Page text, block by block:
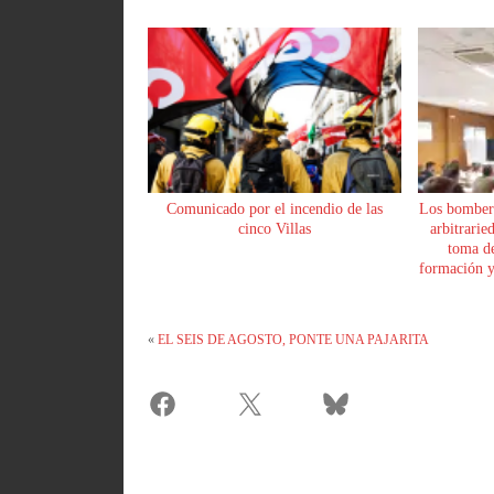
Comunicado por el incendio de las
cinco Villas
Los
toma
formación
«EL SEIS DE AGOSTO, PONTE UNA PAJARITA